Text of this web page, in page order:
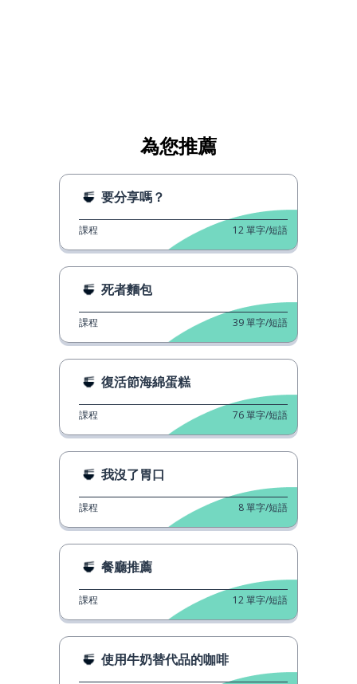
為您推薦
要分享嗎？
課程 12單字/短語
死者麵包
課程 39單字/短語
復活節海綿蛋糕
課程 76單字/短語
我沒了胃口
課程 8單字/短語
餐廳推薦
課程 12單字/短語
使用牛奶替代品的咖啡